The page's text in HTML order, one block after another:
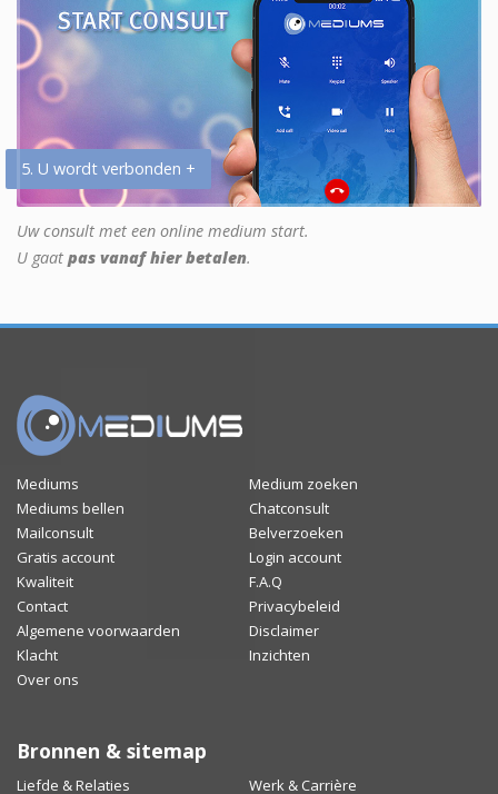
5. U wordt verbonden +
Uw consult met een online medium start.
U gaat pas vanaf hier betalen.
Mediums
Medium zoeken
Mediums bellen
Chatconsult
Mailconsult
Belverzoeken
Gratis account
Login account
Kwaliteit
F.A.Q
Contact
Privacybeleid
Algemene voorwaarden
Disclaimer
Klacht
Inzichten
Over ons
Bronnen & sitemap
Liefde & Relaties Werk & Carrière